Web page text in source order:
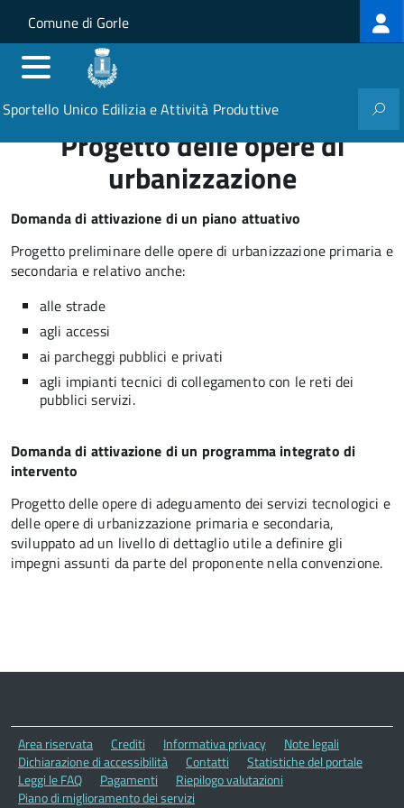
Salta al contenuto principale
Skip to site navigation
Comune di Gorle
Sportello Unico Edilizia e Attività Produttive
Progetto delle opere di
urbanizzazione
Domanda di attivazione di un piano attuativo
Progetto preliminare delle opere di urbanizzazione primaria e
secondaria e relativo anche:
alle strade
agli accessi
ai parcheggi pubblici e privati
agli impianti tecnici di collegamento con le reti dei
pubblici servizi.
Domanda di attivazione di un programma integrato di
intervento
Progetto delle opere di adeguamento dei servizi tecnologici e
delle opere di urbanizzazione primaria e secondaria,
sviluppato ad un livello di dettaglio utile a definire gli
impegni assunti da parte del proponente nella convenzione.
Area riservata Crediti Informativa privacy
Note legali
Dichiarazione di accessibilità
Contatti
Statistiche del portale
Leggi le FAQ
Pagamenti
Riepilogo valutazioni
Piano di miglioramento dei servizi